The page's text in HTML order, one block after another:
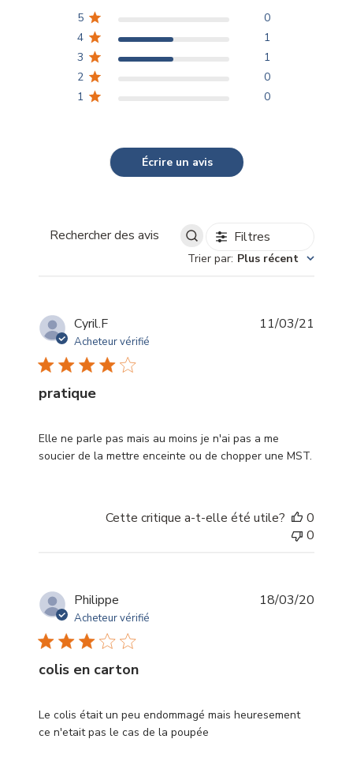
5
0
4
1
3
1
2
0
1
0
Écrire un avis
Rechercher
Filtres
Trier par: Plus récent
Cyril.F
Acheteur vérifié
pratique
Elle ne parle pas mais au moins je n'ai pas a me
soucier de la mettre enceinte ou de chopper une MST.
11/03/21
Cette critique a-t-elle été utile?
0
0
Philippe
Acheteur vérifié
colis en carton
Le colis était un peu endommagé mais heuresement
ce n'etait pas le cas de la poupée
Date
18/03/20